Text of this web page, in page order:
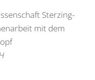
Sterzing-
mit dem